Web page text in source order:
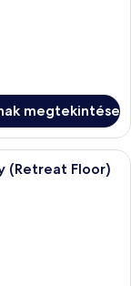
megtekintése
szoba két ággyal, egy
(Retreat Floor)